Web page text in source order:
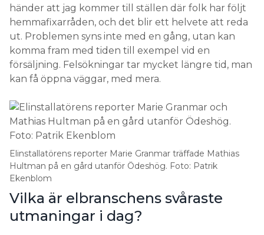
händer att jag kommer till ställen där folk har följt
hemmafixarråden, och det blir ett helvete att reda
ut. Problemen syns inte med en gång, utan kan
komma fram med tiden till exempel vid en
försäljning. Felsökningar tar mycket längre tid, man
kan få öppna väggar, med mera.
Elinstallatörens reporter Marie Granmar träffade Mathias
Hultman på en gård utanför Ödeshög. Foto: Patrik
Ekenblom
Vilka är elbranschens svåraste
utmaningar i dag?